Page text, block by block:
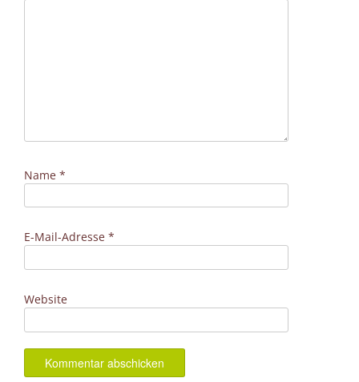
Name *
E-Mail-Adresse *
Website